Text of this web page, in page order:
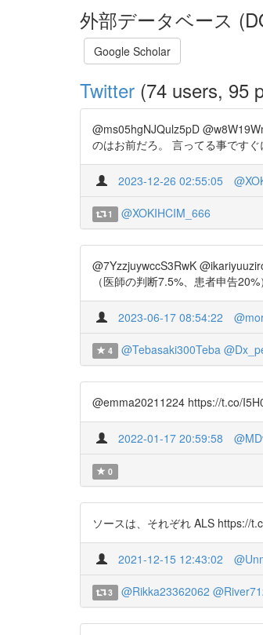
外部データベース
Google Scholar
Twitter (74 users, 95
@ms05hgNJQulz5pD
のはお前だろ。 言ってる事です
2023-12-26 02:55:05
1 @XOKIHCIM_666
@7YzzjuywccS3RwK
（医師の判断7.5%、患者申告
2023-06-17 08:54:22
4 @Tebasaki300Teba
@emma20211224 https://t.co/
2022-01-17 20:59:58
0
ソースは、それぞれ ALS https://
2021-12-15 12:43:02
3 @Rikka23362062